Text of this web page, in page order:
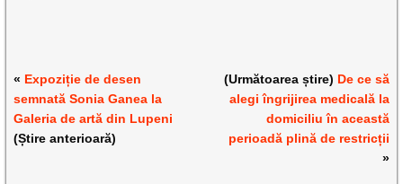
« Expoziție de desen
semnată Sonia Ganea la
Galeria de artă din Lupeni
(Știre anterioară)
(Următoarea știre) De ce să
alegi îngrijirea medicală la
domiciliu în această
perioadă plină de restricții
»